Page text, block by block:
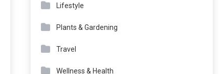
Lifestyle
Plants & Gardening
Travel
Wellness & Health